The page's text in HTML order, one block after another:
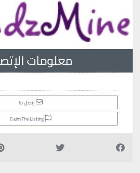
معلومات
إتصل بنا
Claim The Listing